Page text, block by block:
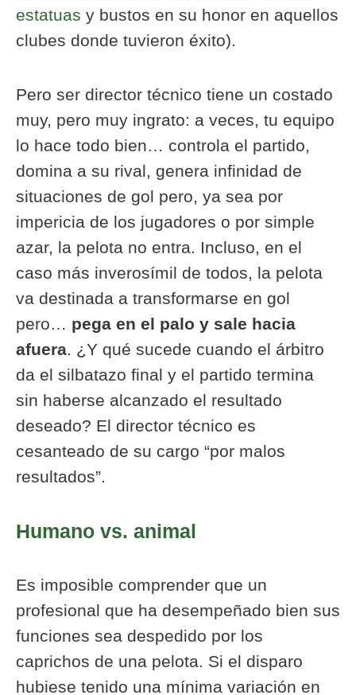
estatuas y bustos en su honor en aquellos
clubes donde tuvieron éxito).
Pero ser director técnico tiene un costado
muy, pero muy ingrato: a veces, tu equipo
lo hace todo bien… controla el partido,
domina a su rival, genera infinidad de
situaciones de gol pero, ya sea por
impericia de los jugadores o por simple
azar, la pelota no entra. Incluso, en el
caso más inverosímil de todos, la pelota
va destinada a transformarse en gol
pero… pega en el palo y sale hacia
afuera. ¿Y qué sucede cuando el árbitro
da el silbatazo final y el partido termina
sin haberse alcanzado el resultado
deseado? El director técnico es
cesanteado de su cargo “por malos
resultados”.
Humano vs. animal
Es imposible comprender que un
profesional que ha desempeñado bien sus
funciones sea despedido por los
caprichos de una pelota. Si el disparo
hubiese tenido una mínima variación en